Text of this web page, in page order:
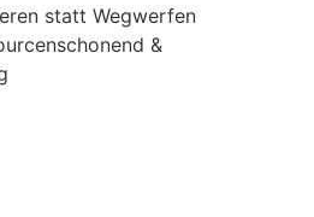
statt Wegwerfen
&